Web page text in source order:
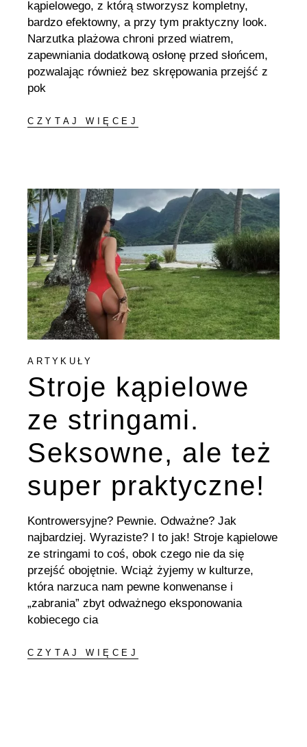
kąpielowego, z którą stworzysz kompletny,
bardzo efektowny, a przy tym praktyczny look.
Narzutka plażowa chroni przed wiatrem,
zapewniania dodatkową osłonę przed słońcem,
pozwalając również bez skrępowania przejść z
pok
CZYTAJ WIĘCEJ
ARTYKUŁY
Stroje kąpielowe
ze stringami.
Seksowne, ale też
super praktyczne!
Kontrowersyjne? Pewnie. Odważne? Jak
najbardziej. Wyraziste? I to jak! Stroje kąpielowe
ze stringami to coś, obok czego nie da się
przejść obojętnie. Wciąż żyjemy w kulturze,
która narzuca nam pewne konwenanse i
„zabrania” zbyt odważnego eksponowania
kobiecego cia
CZYTAJ WIĘCEJ